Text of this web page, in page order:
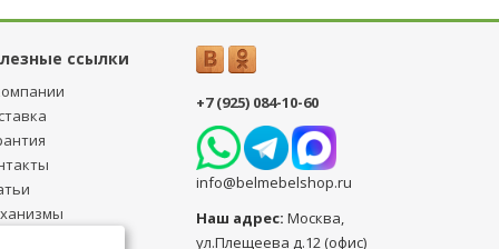
ссылки
+7 (925) 084-10-60
info@belmebelshop.ru
Наш адрес: Москва,
ул.Плещеева д.12 (офис)